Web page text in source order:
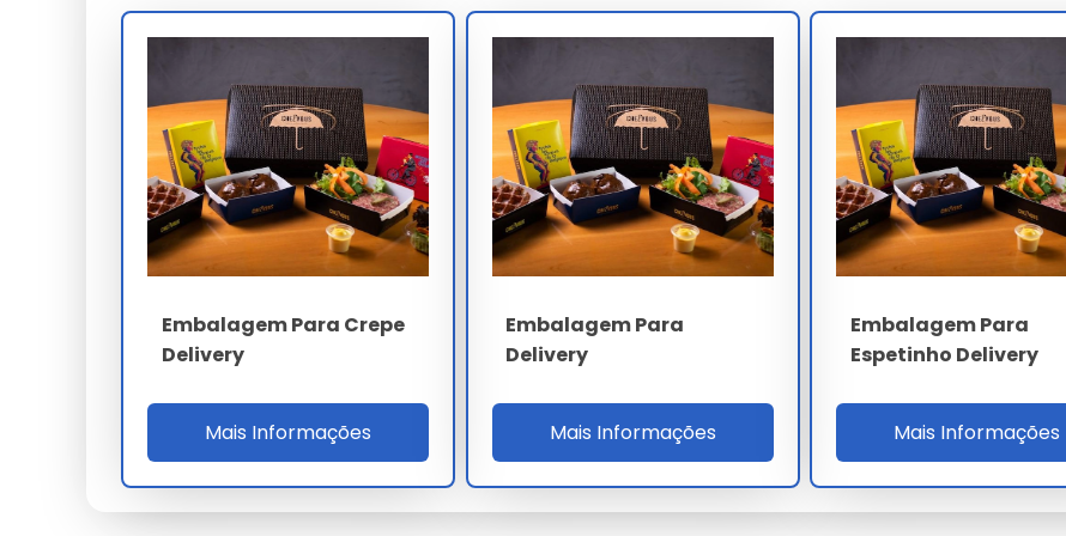
Para qualificação B2B o comprador valida ensaio leak-proof ASTM D4169 e tombo ASTM D996 500 km
equivalente, torque ASTM D3198, migração global ISO 18856, homologação iFood, MTBF preenchedora
800h, setup 22 min, ROI 19% e SLA OTIF 98%. A auditoria cobre ISO 9001, 14001, 17025, 22000, capacidade
100 t/mês, estoque 30 dias, RDC 105 e RoHS 3. O ROI 19% considera 82% redução derramamento
motocicleta, 42% reclamação cliente e 32% fidelização operação caldos sopas premium delivery.
PARÂMETRO ESPECIFICAÇÃO
Material
PP food-grade 80µm + TPE vedação
Leak-proof
180 mm coluna 360° absoluto
Vedação
TPE 360° 1200 mm² uniforme
Norma
RDC 105 / RDC 216 / ISO 22000
Embalagem Para Crepe
Delivery
Mais Informações
Embalagem Para
Delivery
Mais Informações
Embalagem Para
Espetinho Delivery
Mais Informações